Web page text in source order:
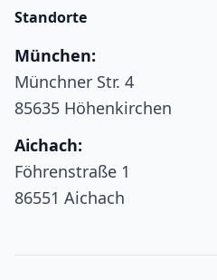
Standorte
München:
Münchner Str. 4
85635 Höhenkirchen
Aichach:
Föhrenstraße 1
86551 Aichach